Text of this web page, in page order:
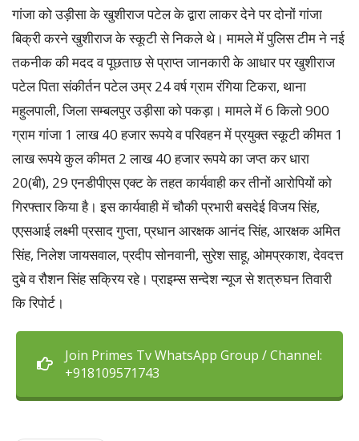
गांजा को उड़ीसा के खुशीराज पटेल के द्वारा लाकर देने पर दोनों गांजा
बिक्री करने खुशीराज के स्कूटी से निकले थे। मामले में पुलिस टीम ने नई
तकनीक की मदद व पूछताछ से प्राप्त जानकारी के आधार पर खुशीराज
पटेल पिता संकीर्तन पटेल उम्र 24 वर्ष ग्राम रंगिया टिकरा, थाना
महुलपाली, जिला सम्बलपुर उड़ीसा को पकड़ा। मामले में 6 किलो 900
ग्राम गांजा 1 लाख 40 हजार रूपये व परिवहन में प्रयुक्त स्कूटी कीमत 1
लाख रूपये कुल कीमत 2 लाख 40 हजार रूपये का जप्त कर धारा
20(बी), 29 एनडीपीएस एक्ट के तहत कार्यवाही कर तीनों आरोपियों को
गिरफ्तार किया है। इस कार्यवाही में चौकी प्रभारी बसदेई विजय सिंह,
एएसआई लक्ष्मी प्रसाद गुप्ता, प्रधान आरक्षक आनंद सिंह, आरक्षक अमित
सिंह, निलेश जायसवाल, प्रदीप सोनवानी, सुरेश साहू, ओमप्रकाश, देवदत्त
दुबे व रौशन सिंह सक्रिय रहे। प्राइम्स सन्देश न्यूज से शत्रुघन तिवारी
कि रिपोर्ट।
Join Primes Tv WhatsApp Group / Channel:
+918109571743